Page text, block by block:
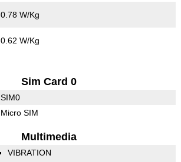
0.78 W/Kg
0.62 W/Kg
Sim Card 0
SIM0
Micro SIM
Multimedia
VIBRATION